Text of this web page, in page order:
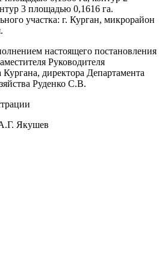
3 площадью 0,1616 га.
участка: г. Курган, микрорайон
настоящего постановления
Руководителя
директора Департамента
Руденко С.В.
Якушев